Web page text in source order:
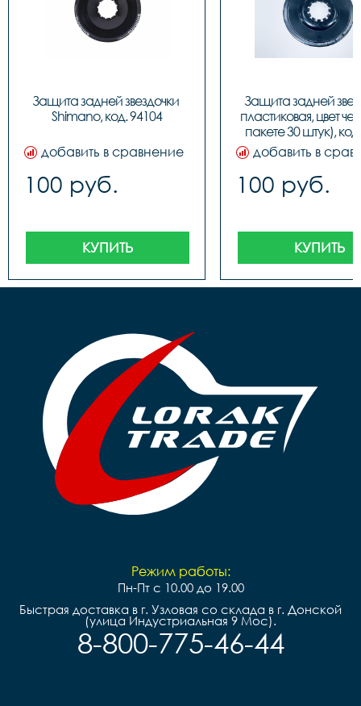
Защита задней звездочки
Shimano, код. 94104
добавить в сравнение
100 руб.
КУПИТЬ
Защита задней
пластиковая, цвет
пакете 30 штук),
добавить в
100 руб.
КУПИТЬ
Режим работы:
Пн-Пт с 10.00 до 19.00
Быстрая доставка в г. Узловая со склада в г. Донской
(улица Индустриальная 9 Мос).
8-800-775-46-44